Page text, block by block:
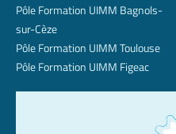
Pôle Formation UIMM Bagnols-
sur-Cèze
Pôle Formation UIMM Toulouse
Pôle Formation UIMM Figeac